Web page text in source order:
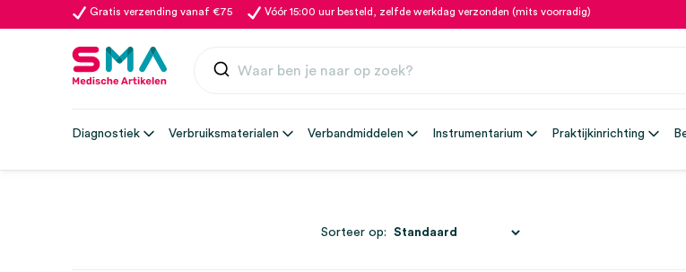
Gratis verzending vanaf €75 Vóór 15:00 uur besteld, zelfde werkdag verzonden (mits voorradig)
Diagnostiek Verbruiksmaterialen Verbandmiddelen Instrumentarium Praktijkinrichting
Sorteer op: